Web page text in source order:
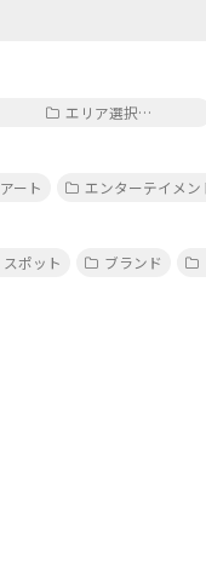
エリア選択…
アート エンターテイメン
スポット ブランド